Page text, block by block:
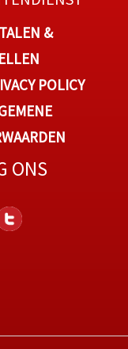
&
POLICY
ONS